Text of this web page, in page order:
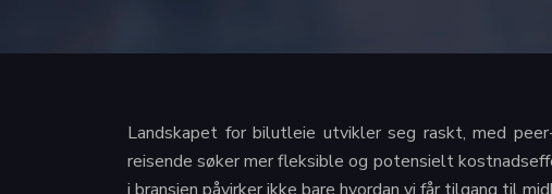
Landskapet for bilutleie utvikler seg raskt, med
reisende søker mer fleksible og potensielt